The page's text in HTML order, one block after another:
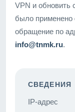
VPN и обновить
было применено
обращение по
info@tnmk.ru.
СВЕДЕНИЯ
IP-адрес